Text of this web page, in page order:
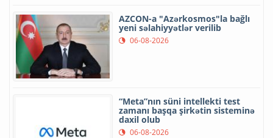
AZCON-a "Azərkosmos"la bağlı
yeni səlahiyyətlər verilib
06-08-2026
“Meta”nın süni intellekti test
zamanı başqa şirkətin sisteminə
daxil olub
06-08-2026